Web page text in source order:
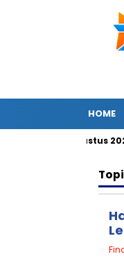
HOME
8 Agustus 2026: